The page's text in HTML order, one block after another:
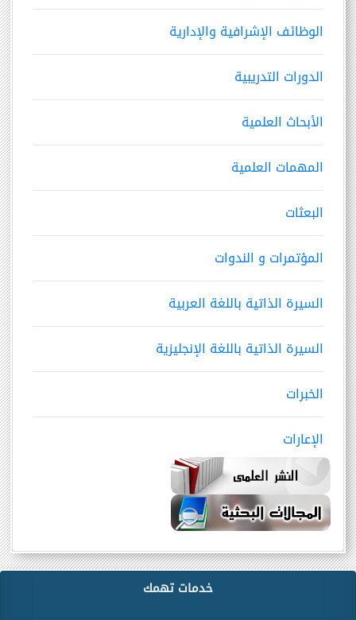
الوظائف الإشرافية والإدارية
الدورات التدريبية
الأبحاث العلمية
المهمات العلمية
البعثات
المؤتمرات و الندوات
السيرة الذاتية باللغة العربية
السيرة الذاتية باللغة الإنجليزية
الخبرات
الإعارات
خدمات تهمك